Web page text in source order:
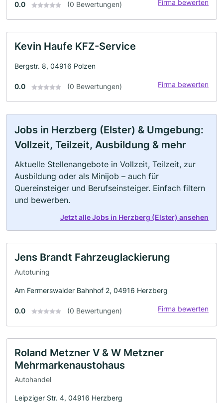
0.0 (0 Bewertungen) Firma bewerten
Kevin Haufe KFZ-Service
Bergstr. 8, 04916 Polzen
0.0 (0 Bewertungen) Firma bewerten
Jobs in Herzberg (Elster) & Umgebung:
Vollzeit, Teilzeit, Ausbildung & mehr
Aktuelle Stellenangebote in Vollzeit, Teilzeit, zur
Ausbildung oder als Minijob – auch für
Quereinsteiger und Berufseinsteiger. Einfach filtern
und bewerben.
Jetzt alle Jobs in Herzberg (Elster) ansehen
Jens Brandt Fahrzeuglackierung
Autotuning
Am Fermerswalder Bahnhof 2, 04916 Herzberg
0.0 (0 Bewertungen) Firma bewerten
Roland Metzner V & W Metzner
Mehrmarkenaustohaus
Autohandel
Leipziger Str. 4, 04916 Herzberg